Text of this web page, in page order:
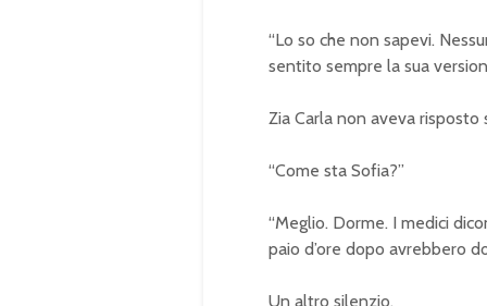
“Lo so che non sapevi.
sentito sempre la sua
Zia Carla non aveva risposto
“Come sta Sofia?”
“Meglio. Dorme. I medici
paio d’ore dopo avrebbero
Un altro silenzio.